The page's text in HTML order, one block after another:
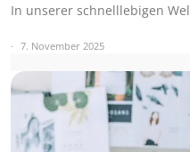
In unserer schnelllebigen
7. November 2025